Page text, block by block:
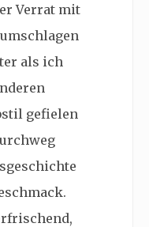
Verrat mit
als ich
gefielen